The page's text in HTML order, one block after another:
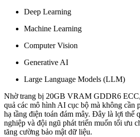
Deep Learning
Machine Learning
Computer Vision
Generative AI
Large Language Models (LLM)
Nhờ trang bị 20GB VRAM GDDR6
quả các mô hình AI cục bộ mà không cần
hạ tầng điện toán đám mây. Đây là lợi thế
nghiệp và đội ngũ phát triển muốn tối ưu
tăng cường bảo mật dữ liệu.